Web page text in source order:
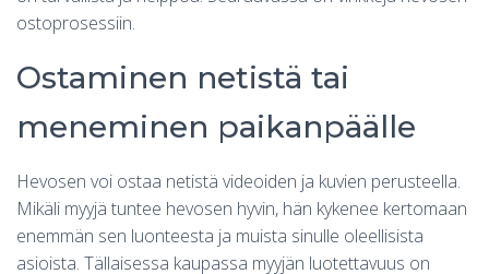
ostoprosessiin.
Ostaminen netistä tai
meneminen paikanpäälle
Hevosen voi ostaa netistä videoiden ja kuvien perusteella.
Mikäli myyjä tuntee hevosen hyvin, hän kykenee kertomaan
enemmän sen luonteesta ja muista sinulle oleellisista
asioista. Tällaisessa kaupassa myyjän luotettavuus on